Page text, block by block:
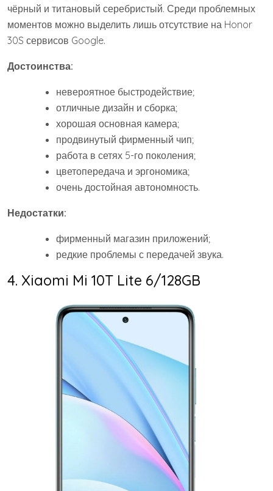
чёрный и титановый серебристый. Среди проблемных
моментов можно выделить лишь отсутствие на Honor
30S сервисов Google.
Достоинства:
невероятное быстродействие;
отличные дизайн и сборка;
хорошая основная камера;
продвинутый фирменный чип;
работа в сетях 5-го поколения;
цветопередача и эргономика;
очень достойная автономность.
Недостатки:
фирменный магазин приложений;
редкие проблемы с передачей звука.
4. Xiaomi Mi 10T Lite 6/128GB